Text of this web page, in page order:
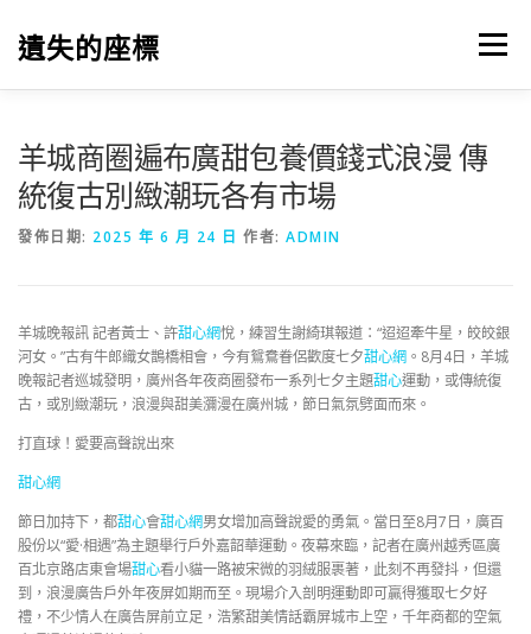
遺失的座標 選單
羊城商圈遍布廣甜包養價錢式浪漫 傳
統復古別緻潮玩各有市場
發佈日期: 2025 年 6 月 24 日 作者: ADMIN
羊城晚報訊 記者黃士、許甜心網悅，練習生謝綺琪報道：“迢迢牽牛星，皎皎銀
河女。”古有牛郎織女鵲橋相會，今有鴛鴦眷侶歡度七夕甜心網 。8月4日，羊城
晚報記者巡城發明，廣州各年夜商圈發布一系列七夕主題甜心運動，或傳統復
古，或別緻潮玩，浪漫與甜美瀰漫在廣州城，節日氣氛劈面而來。
打直球！愛要高聲說出來
甜心網
節日加持下，都甜心會甜心網男女增加高聲說愛的勇氣。當日至8月7日，廣百
股份以“愛·相遇”為主題舉行戶外嘉韶華運動。夜幕來臨，記者在廣州越秀區廣
百北京路店東會場甜心看小貓一路被宋微的羽絨服裹著，此刻不再發抖，但還
到，浪漫廣告戶外年夜屏如期而至。現場介入剖明運動即可贏得獲取七夕好
禮，不少情人在廣告屏前立足，浩繁甜美情話霸屏城市上空，千年商都的空氣